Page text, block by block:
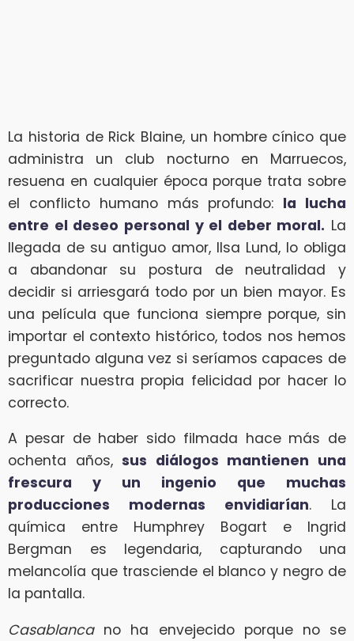
La historia de Rick Blaine, un hombre cínico que
administra un club nocturno en Marruecos,
resuena en cualquier época porque trata sobre
el conflicto humano más profundo: la lucha
entre el deseo personal y el deber moral. La
llegada de su antiguo amor, Ilsa Lund, lo obliga
a abandonar su postura de neutralidad y
decidir si arriesgará todo por un bien mayor. Es
una película que funciona siempre porque, sin
importar el contexto histórico, todos nos hemos
preguntado alguna vez si seríamos capaces de
sacrificar nuestra propia felicidad por hacer lo
correcto.
A pesar de haber sido filmada hace más de
ochenta años,sus diálogos mantienen una
frescura y un ingenio que muchas
producciones modernas envidiarían. La
química entre Humphrey Bogart e Ingrid
Bergman es legendaria, capturando una
melancolía que trasciende el blanco y negro de
la pantalla.
Casablancano ha envejecido porque no se